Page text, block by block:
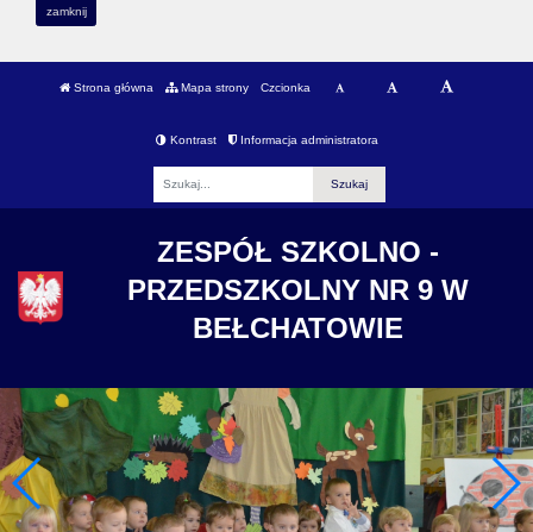
zamknij
Strona główna Mapa strony Czcionka
Kontrast Informacja administratora
ZESPÓŁ SZKOLNO -
PRZEDSZKOLNY NR 9 W
BEŁCHATOWIE